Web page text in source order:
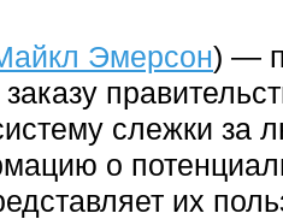
Эмерсон) —
слежки за
о
их